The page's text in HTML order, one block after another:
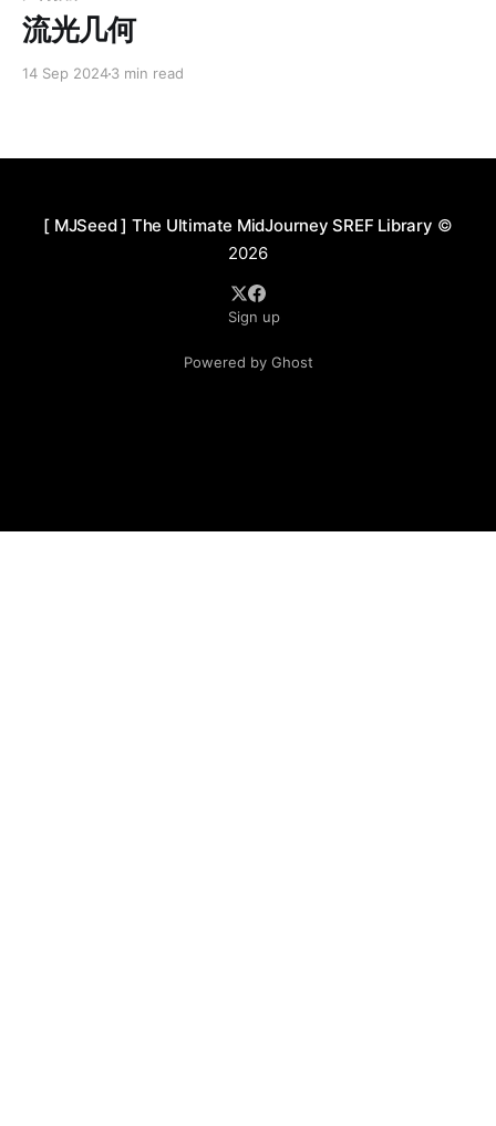
流光几何
14 Sep 20243 min read
[ MJSeed ] The Ultimate MidJourney SREF Library ©
2026
Sign up
Powered by Ghost